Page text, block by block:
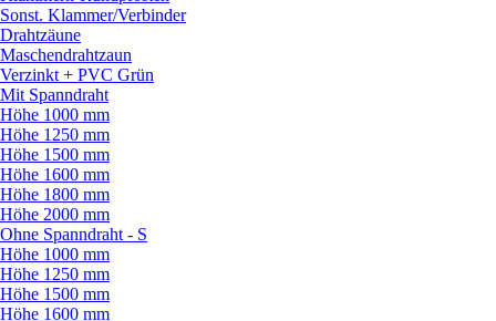
Sonst. Klammer/Verbinder
Drahtzäune
Maschendrahtzaun
Verzinkt + PVC Grün
Mit Spanndraht
Höhe 1000 mm
Höhe 1250 mm
Höhe 1500 mm
Höhe 1600 mm
Höhe 1800 mm
Höhe 2000 mm
Ohne Spanndraht - S
Höhe 1000 mm
Höhe 1250 mm
Höhe 1500 mm
Höhe 1600 mm